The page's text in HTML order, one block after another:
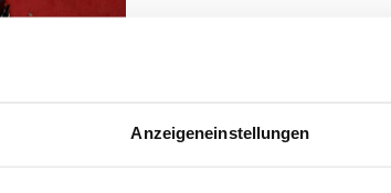
Anzeigeneinstellungen